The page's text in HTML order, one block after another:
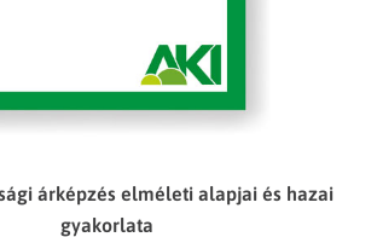
árképzés elméleti alapjai és hazai
gyakorlata